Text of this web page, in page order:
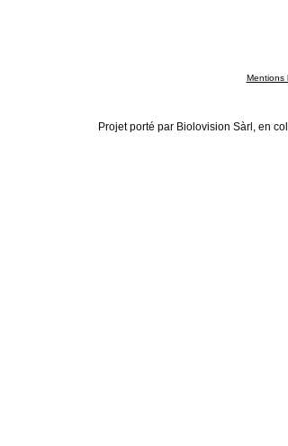
Mentions
Projet porté par Biolovision Sàrl, en